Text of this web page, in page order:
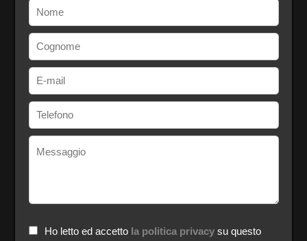
Ho letto ed accetto la politica privacysu questo